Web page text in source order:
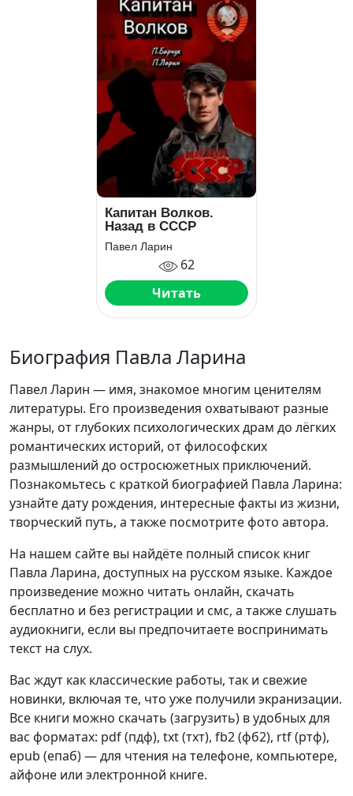
Капитан Волков.
Назад в СССР
Павел Ларин
62
Читать
Биография Павла Ларина
Павел Ларин — имя, знакомое многим ценителям
литературы. Его произведения охватывают разные
жанры, от глубоких психологических драм до лёгких
романтических историй, от философских
размышлений до остросюжетных приключений.
Познакомьтесь с краткой биографией Павла Ларина:
узнайте дату рождения, интересные факты из жизни,
творческий путь, а также посмотрите фото автора.
На нашем сайте вы найдёте полный список книг
Павла Ларина, доступных на русском языке. Каждое
произведение можно читать онлайн, скачать
бесплатно и без регистрации и смс, а также слушать
аудиокниги, если вы предпочитаете воспринимать
текст на слух.
Вас ждут как классические работы, так и свежие
новинки, включая те, что уже получили экранизации.
Все книги можно скачать (загрузить) в удобных для
вас форматах: pdf (пдф), txt (тхт), fb2 (фб2), rtf (ртф),
epub (епаб) — для чтения на телефоне, компьютере,
айфоне или электронной книге.